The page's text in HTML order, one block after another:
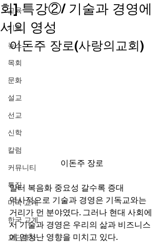
교육
기획
뉴스
목회
문화
설교
선교
신학
칼럼
커뮤니티
특집
미국 교계
한국 교계
교단역사
회] 특강②/ 기술과 경영에
서의 영성
이돈주 장로(사랑의교회)
이돈주 장로
일터 복음화 중요성 갈수록 증대
역사적으로 기술과 경영은 기독교와는
거리가 먼 분야였다. 그러나 현대 사회에
서 기술과 경영은 우리의 삶과 비즈니스
에 엄청난 영향을 미치고 있다.